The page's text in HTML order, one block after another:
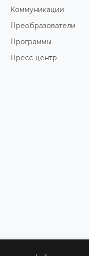
Коммуникации
Преобразователи
Программы
Пресс-центр